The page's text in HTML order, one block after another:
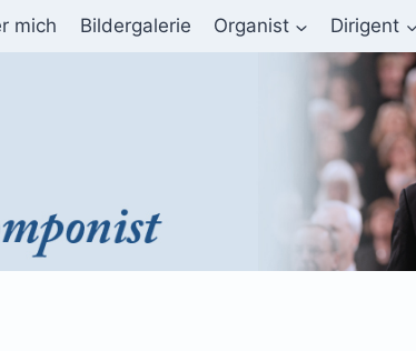
mich Bildergalerie Organist Dirigent